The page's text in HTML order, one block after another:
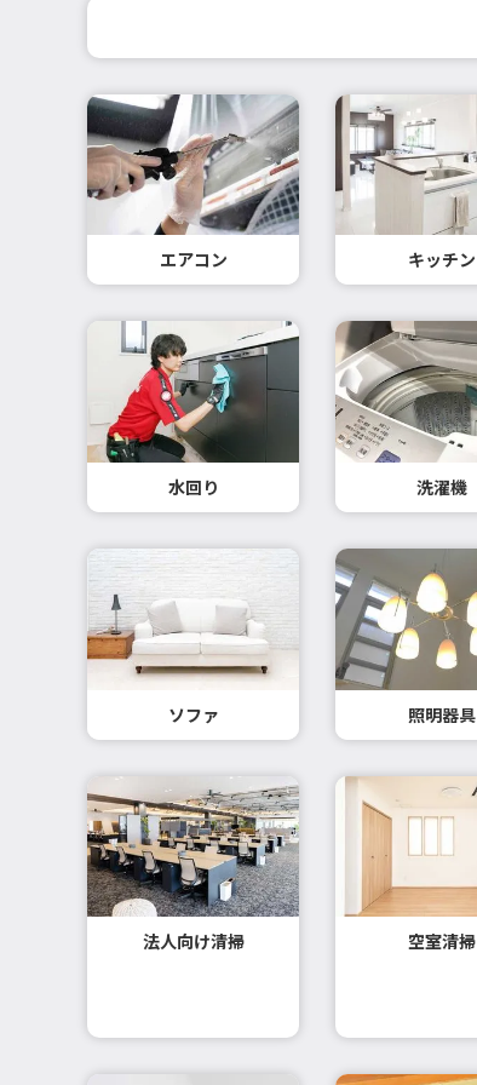
エアコン キッチン
水回り 洗濯機
ソファ 照明器具
法人向け清掃 空室清掃